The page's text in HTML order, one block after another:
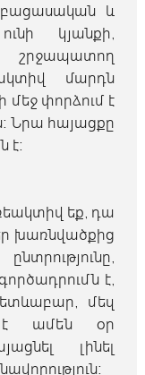
և
կյանքի,
մարդն
փորձում է
Նրա հայացքը
եք, դա
խառնվածքից
է,
մեզ
է ամեն օր
լինել